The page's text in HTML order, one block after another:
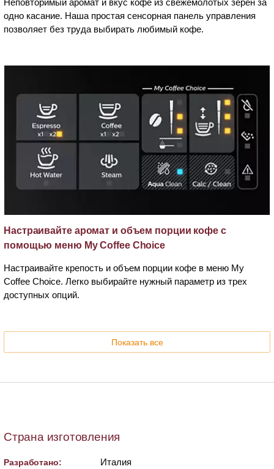
одно касание. Наша простая сенсорная панель управления
позволяет без труда выбирать любимый кофе.
Настраивайте аромат и объем порции кофе с
помощью меню My Coffee Choice
Настраивайте крепость и объем порции кофе в меню My
Coffee Choice. Легко выбирайте нужный параметр из трех
доступных опций.
Показать все
Страна изготовления
Разработано: Италия